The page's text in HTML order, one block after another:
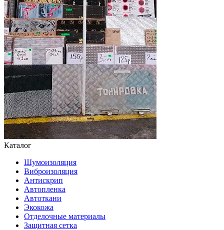
Каталог
Шумоизоляция
Виброизоляция
Антискрип
Автопленка
Автоткани
Экокожа
Отделочные материалы
Защитная сетка